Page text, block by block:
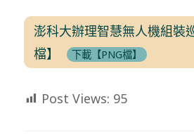
澎科大辦理智慧無人機組裝
檔】
下載【PNG檔】
Post Views: 95